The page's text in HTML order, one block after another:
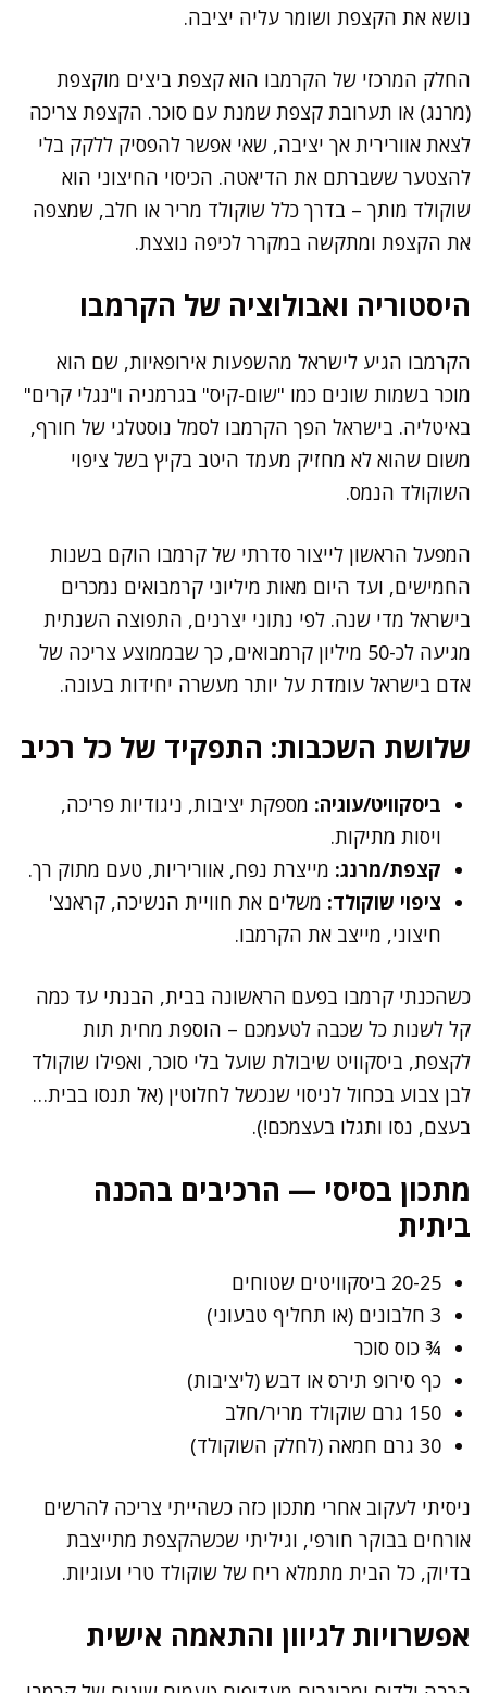
נושא את הקצפת ושומר עליה יציבה.
החלק המרכזי של הקרמבו הוא קצפת ביצים מוקצפת
(מרנג) או תערובת קצפת שמנת עם סוכר. הקצפת צריכה
לצאת אוורירית אך יציבה, שאי אפשר להפסיק ללקק בלי
להצטער ששברתם את הדיאטה. הכיסוי החיצוני הוא
שוקולד מותך – בדרך כלל שוקולד מריר או חלב, שמצפה
את הקצפת ומתקשה במקרר לכיפה נוצצת.
היסטוריה ואבולוציה של הקרמבו
הקרמבו הגיע לישראל מהשפעות אירופאיות, שם הוא
מוכר בשמות שונים כמו "שום-קיס" בגרמניה ו"נגלי קרים"
באיטליה. בישראל הפך הקרמבו לסמל נוסטלגי של חורף,
משום שהוא לא מחזיק מעמד היטב בקיץ בשל ציפוי
השוקולד הנמס.
המפעל הראשון לייצור סדרתי של קרמבו הוקם בשנות
החמישים, ועד היום מאות מיליוני קרמבואים נמכרים
בישראל מדי שנה. לפי נתוני יצרנים, התפוצה השנתית
מגיעה לכ-50 מיליון קרמבואים, כך שבממוצע צריכה של
אדם בישראל עומדת על יותר מעשרה יחידות בעונה.
שלושת השכבות: התפקיד של כל רכיב
ביסקוויט/עוגיה: מספקת יציבות, ניגודיות פריכה,
ויסות מתיקות.
קצפת/מרנג: מייצרת נפח, אווריריות, טעם מתוק רך.
ציפוי שוקולד: משלים את חוויית הנשיכה, קראנצ'
חיצוני, מייצב את הקרמבו.
כשהכנתי קרמבו בפעם הראשונה בבית, הבנתי עד כמה
קל לשנות כל שכבה לטעמכם – הוספת מחית תות
לקצפת, ביסקוויט שיבולת שועל בלי סוכר, ואפילו שוקולד
לבן צבוע בכחול לניסוי שנכשל לחלוטין (אל תנסו בבית…
בעצם, נסו ותגלו בעצמכם!).
מתכון בסיסי — הרכיבים בהכנה
ביתית
20-25 ביסקוויטים שטוחים
3 חלבונים (או תחליף טבעוני)
¾ כוס סוכר
כף סירופ תירס או דבש (ליציבות)
150 גרם שוקולד מריר/חלב
30 גרם חמאה (לחלק השוקולד)
ניסיתי לעקוב אחרי מתכון כזה כשהייתי צריכה להרשים
אורחים בבוקר חורפי, וגיליתי שכשהקצפת מתייצבת
בדיוק, כל הבית מתמלא ריח של שוקולד טרי ועוגיות.
אפשרויות לגיוון והתאמה אישית